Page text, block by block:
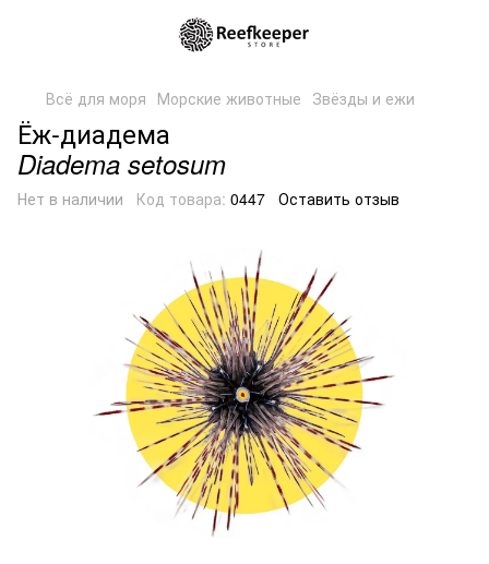
Всё для моря Морские животные Звёзды и ежи
Ёж-диадема
Diadema setosum
Нет в наличии Код товара: 0447 Оставить отзыв